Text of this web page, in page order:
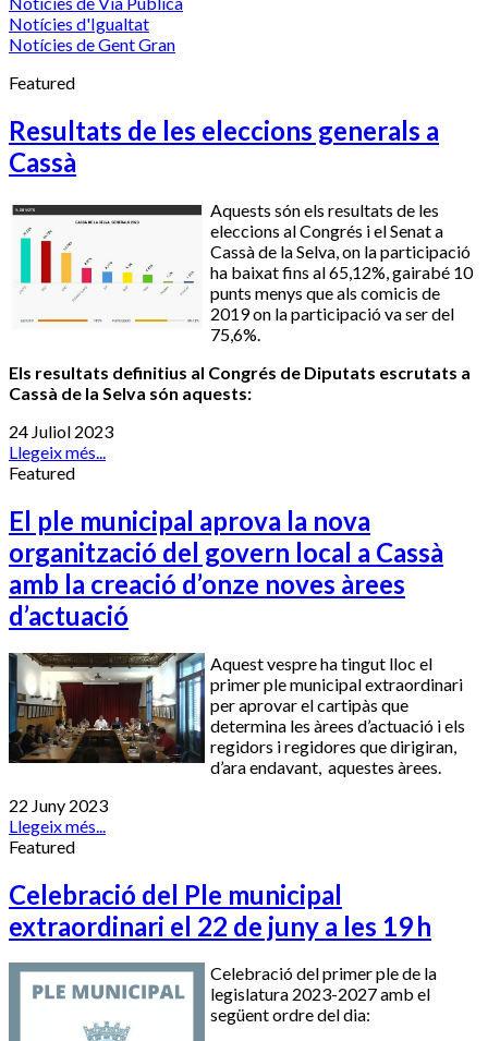
Notícies d'Igualtat
Notícies de Gent Gran
Featured
Resultats de les eleccions generals a
Cassà
Aquests són els resultats de les
eleccions al Congrés i el Senat a
Cassà de la Selva, on la participació
ha baixat fins al 65,12%, gairabé 10
punts menys que als comicis de
2019 on la participació va ser del
75,6%.
Els resultats definitius al Congrés de Diputats escrutats a
Cassà de la Selva són aquests:
24 Juliol 2023
Llegeix més...
Featured
El ple municipal aprova la nova
organització del govern local a Cassà
amb la creació d’onze noves àrees
d’actuació
Aquest vespre ha tingut lloc el
primer ple municipal extraordinari
per aprovar el cartipàs que
determina les àrees d’actuació i els
regidors i regidores que dirigiran,
d’ara endavant, aquestes àrees.
22 Juny 2023
Llegeix més...
Featured
Celebració del Ple municipal
extraordinari el 22 de juny a les 19 h
Celebració del primer ple de la
legislatura 2023-2027 amb el
següent ordre del dia: